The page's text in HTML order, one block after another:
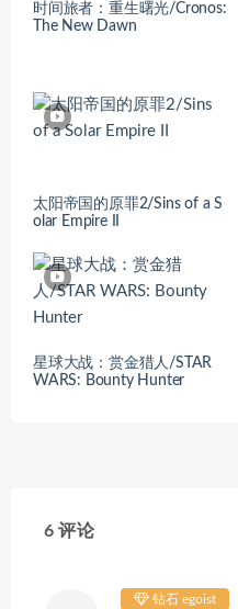
时间旅者：重生曙光/Cronos:
The New Dawn
太阳帝国的原罪2/Sins of a S
olar Empire II
星球大战：赏金猎人/STAR
WARS: Bounty Hunter
6 评论
钻石 egoist